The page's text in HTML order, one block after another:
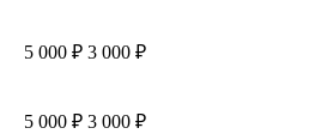
5 000 ₽ 3 000 ₽
5 000 ₽ 3 000 ₽